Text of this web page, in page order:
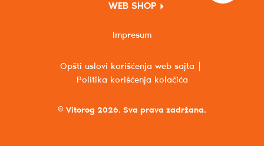
WEB SHOP
© Vitorog 2026. Sva prava zadržana.
Opšti uslovi korišćenja web sajta
Politika korišćenja kolačića
Impresum